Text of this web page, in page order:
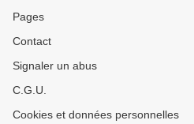
Pages
Contact
Signaler un abus
C.G.U.
Cookies et données personnelles